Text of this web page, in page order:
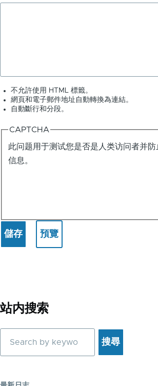
不允許使用 HTML 標籤。
網頁和電子郵件地址自動轉換為連結。
自動斷行和分段。
CAPTCHA
此问题用于测试您是否是人类访问者并
信息。
站内搜索